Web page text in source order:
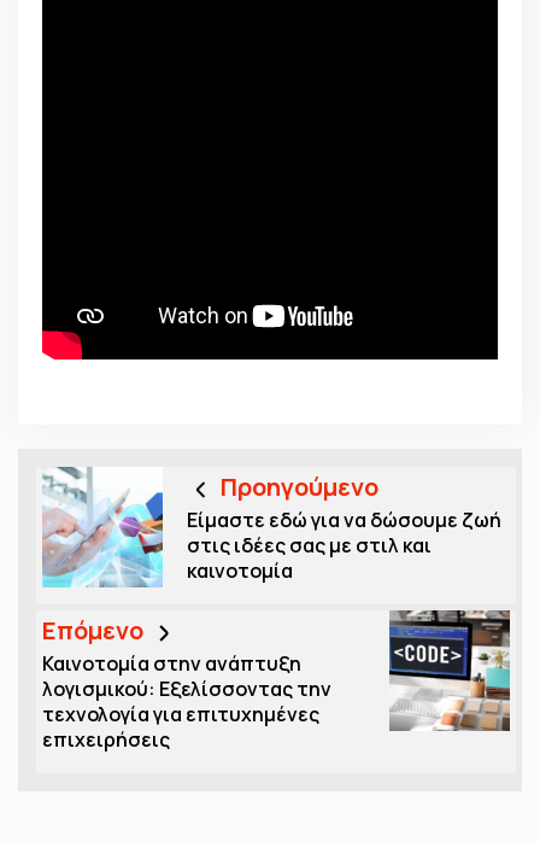
Προηγούμενο
Είμαστε εδώ για να δώσουμε ζωή
στις ιδέες σας με στιλ και
καινοτομία
Επόμενο
Καινοτομία στην ανάπτυξη
λογισμικού: Εξελίσσοντας την
τεχνολογία για επιτυχημένες
επιχειρήσεις